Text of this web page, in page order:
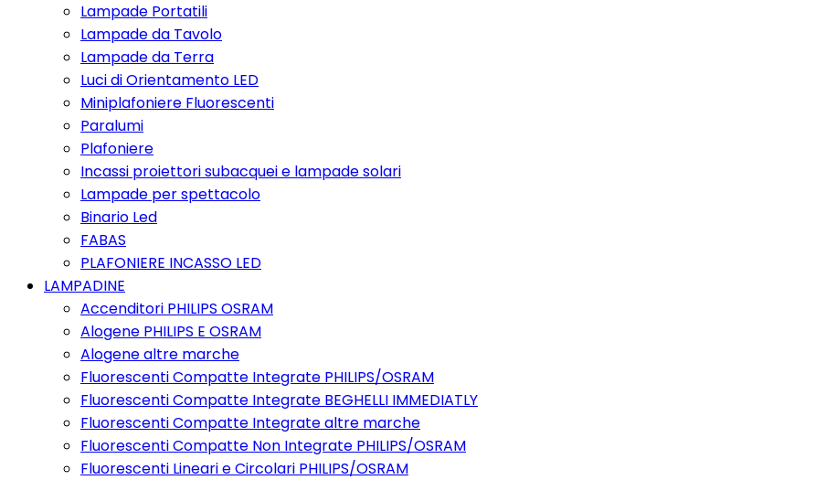
Lampade Portatili
Lampade da Tavolo
Lampade da Terra
Luci di Orientamento LED
Miniplafoniere Fluorescenti
Paralumi
Plafoniere
Incassi proiettori subacquei e lampade solari
Lampade per spettacolo
Binario Led
FABAS
PLAFONIERE INCASSO LED
LAMPADINE
Accenditori PHILIPS OSRAM
Alogene PHILIPS E OSRAM
Alogene altre marche
Fluorescenti Compatte Integrate PHILIPS/OSRAM
Fluorescenti Compatte Integrate BEGHELLI IMMEDIATLY
Fluorescenti Compatte Integrate altre marche
Fluorescenti Compatte Non Integrate PHILIPS/OSRAM
Fluorescenti Lineari e Circolari PHILIPS/OSRAM